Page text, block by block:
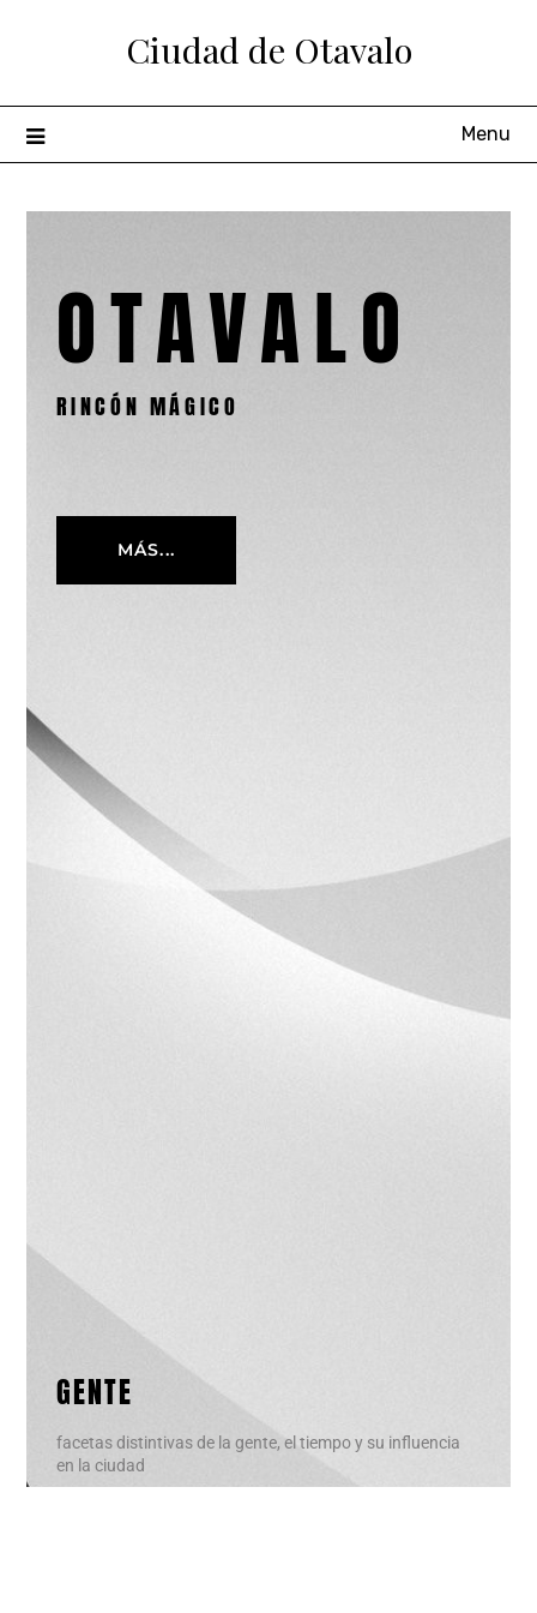
Ciudad de Otavalo
Menu
OTAVALO
RINCÓN MÁGICO
MÁS...
GENTE
facetas distintivas de la gente, el tiempo y su influencia
en la ciudad